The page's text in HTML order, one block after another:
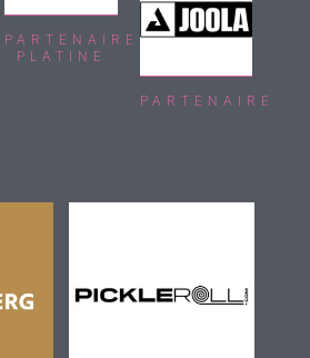
PARTENAIRE
PLATINE
PARTENAIRE